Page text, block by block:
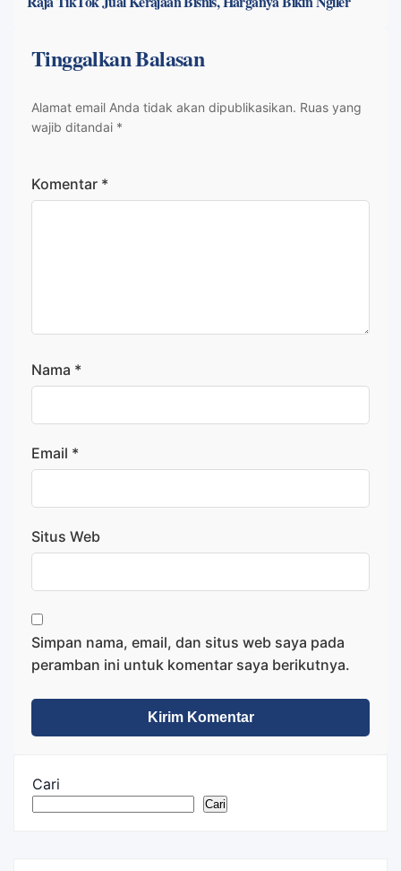
Tinggalkan Balasan
Alamat email Anda tidak akan dipublikasikan. Ruas yang
wajib ditandai *
Komentar *
Nama *
Email *
Situs Web
Simpan nama, email, dan situs web saya pada
peramban ini untuk komentar saya berikutnya.
Cari
Cari